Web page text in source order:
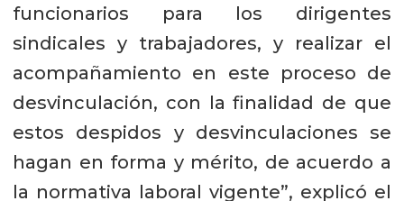
funcionarios para los dirigentes
sindicales y trabajadores, y realizar el
acompañamiento en este proceso de
desvinculación, con la finalidad de que
estos despidos y desvinculaciones se
hagan en forma y mérito, de acuerdo a
la normativa laboral vigente”, explicó el